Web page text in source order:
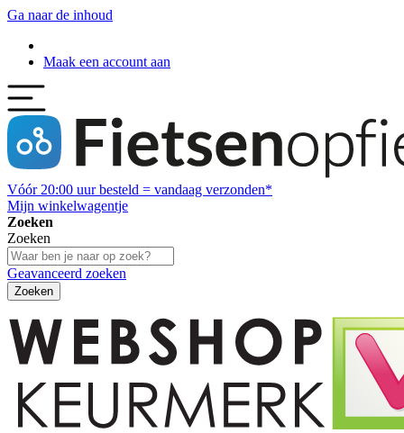
Ga naar de inhoud
Maak een account aan
Vóór 20:00 uur besteld = vandaag verzonden*
Mijn winkelwagentje
Zoeken
Zoeken
Geavanceerd zoeken
Zoeken